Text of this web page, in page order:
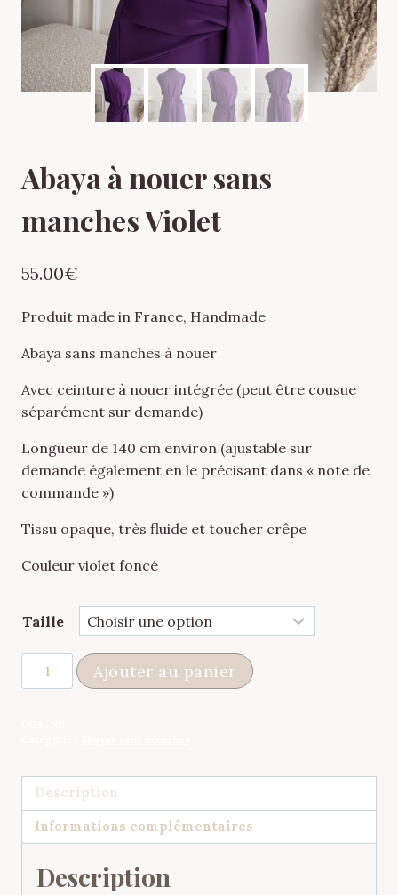
Abaya à nouer sans
manches Violet
55.00€
Produit made in France, Handmade
Abaya sans manches à nouer
Avec ceinture à nouer intégrée (peut être cousue
séparément sur demande)
Longueur de 140 cm environ (ajustable sur
demande également en le précisant dans « note de
commande »)
Tissu opaque, très fluide et toucher crêpe
Couleur violet foncé
Taille
quantité
de
sans
manches
Violet
Ajouter au panier
Description
Informations complémentaires
Description